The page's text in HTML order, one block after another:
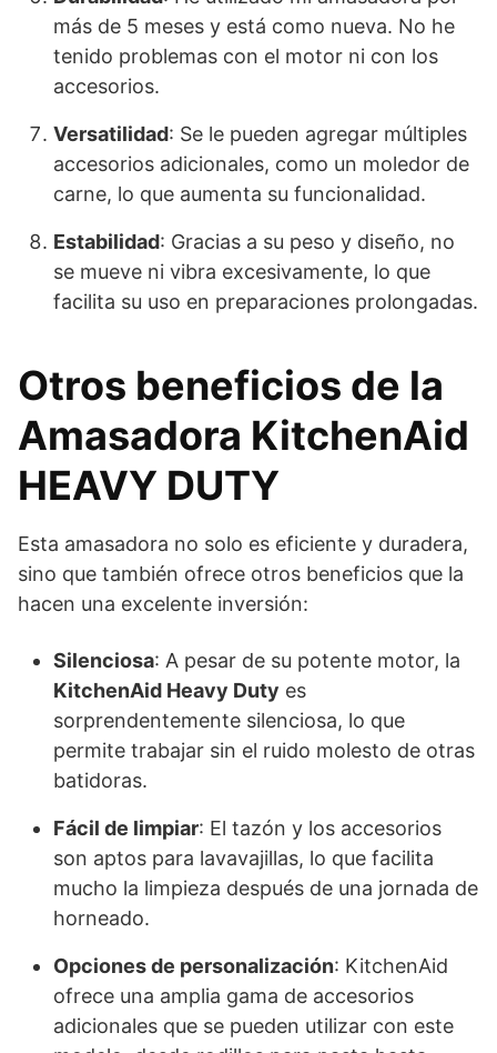
más de 5 meses y está como nueva. No he
tenido problemas con el motor ni con los
accesorios.
Versatilidad: Se le pueden agregar múltiples
accesorios adicionales, como un moledor de
carne, lo que aumenta su funcionalidad.
Estabilidad: Gracias a su peso y diseño, no
se mueve ni vibra excesivamente, lo que
facilita su uso en preparaciones prolongadas.
Otros beneficios de la
Amasadora KitchenAid
HEAVY DUTY
Esta amasadora no solo es eficiente y duradera,
sino que también ofrece otros beneficios que la
hacen una excelente inversión:
Silenciosa: A pesar de su potente motor, la
KitchenAid Heavy Duty es
sorprendentemente silenciosa, lo que
permite trabajar sin el ruido molesto de otras
batidoras.
Fácil de limpiar: El tazón y los accesorios
son aptos para lavavajillas, lo que facilita
mucho la limpieza después de una jornada de
horneado.
Opciones de personalización: KitchenAid
ofrece una amplia gama de accesorios
adicionales que se pueden utilizar con este